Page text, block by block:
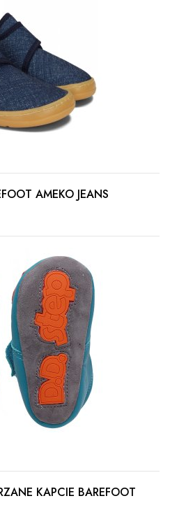
AMEKO JEANS
KAPCIE BAREFOOT